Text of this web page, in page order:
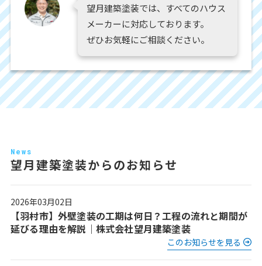
望月建築塗装では、すべてのハウス
メーカーに対応しております。
ぜひお気軽にご相談ください。
News
望月建築塗装からのお知らせ
2026年03月02日
【羽村市】外壁塗装の工期は何日？工程の流れと期間が
延びる理由を解説｜株式会社望月建築塗装
このお知らせを見る